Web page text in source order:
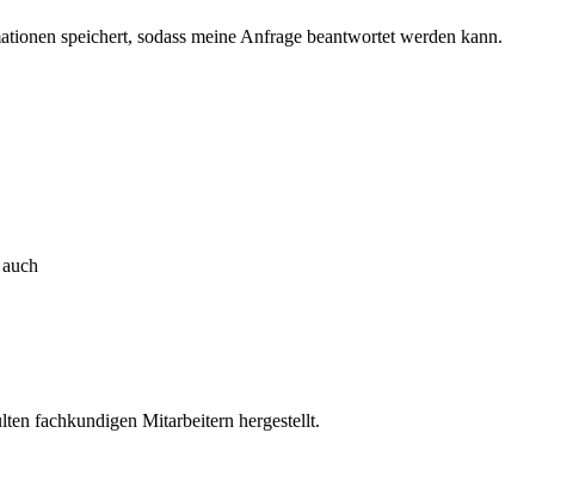
speichert, sodass meine Anfrage beantwortet werden kann.
fachkundigen Mitarbeitern hergestellt.